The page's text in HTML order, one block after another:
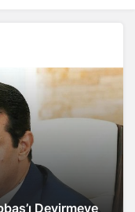
Devirmeye